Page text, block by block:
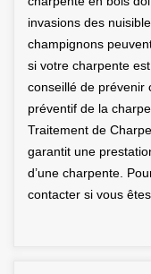
invasions des
champignons
si votre charpente
conseillé de prévenir
préventif de la
Traitement de
garantit une
d’une charpente.
contacter si vous